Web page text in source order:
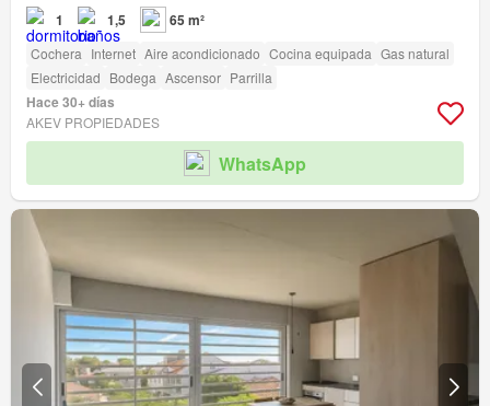
1 1,5 65 m²
Cochera Internet Aire acondicionado Cocina equipada Gas natural
Electricidad Bodega Ascensor Parrilla
Hace 30+ días
AKEV PROPIEDADES
WhatsApp